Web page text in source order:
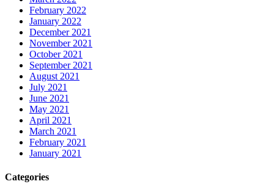
February 2022
January 2022
December 2021
November 2021
October 2021
September 2021
August 2021
July 2021
June 2021
May 2021
April 2021
March 2021
February 2021
January 2021
Categories